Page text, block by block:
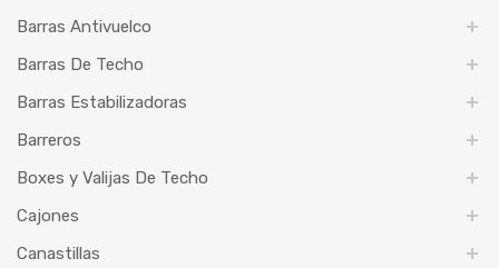
Barras Antivuelco
Barras De Techo
Barras Estabilizadoras
Barreros
Boxes y Valijas De Techo
Cajones
Canastillas